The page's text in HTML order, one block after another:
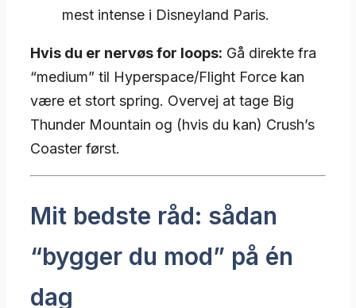
mest intense i Disneyland Paris.
Hvis du er nervøs for loops: Gå direkte fra
“medium” til Hyperspace/Flight Force kan
være et stort spring. Overvej at tage Big
Thunder Mountain og (hvis du kan) Crush’s
Coaster først.
Mit bedste råd: sådan
“bygger du mod” på én
dag